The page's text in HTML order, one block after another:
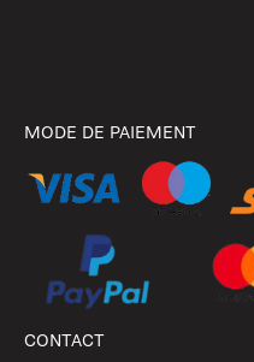
MODE DE PAIEMENT
CONTACT